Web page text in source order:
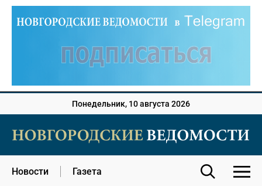
Понедельник, 10 августа 2026
Новости Газета